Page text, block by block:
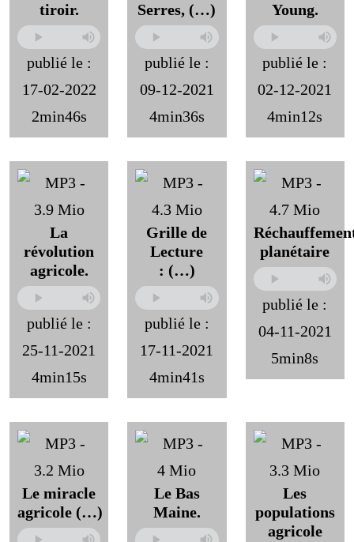
tiroir.
publié le :
17-02-2022
2min46s
Serres, (…)
publié le :
09-12-2021
4min36s
Young.
publié le :
02-12-2021
4min12s
La
révolution
agricole.
publié le :
25-11-2021
4min15s
Grille de
Lecture
: (…)
publié le :
17-11-2021
4min41s
planétaire
publié le :
04-11-2021
5min8s
Le miracle
agricole (…)
Le Bas
Maine.
Les
populations
agricole